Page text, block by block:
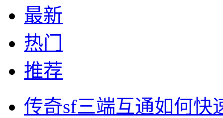
最新
热门
推荐
传奇sf三端互通如何快